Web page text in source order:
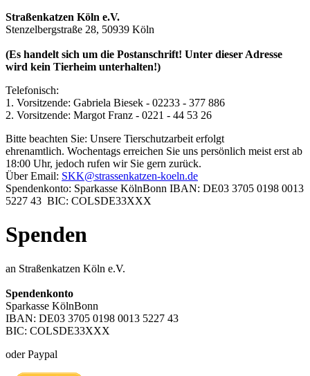
Straßenkatzen Köln e.V.
Stenzelbergstraße 28, 50939 Köln
(Es handelt sich um die Postanschrift! Unter dieser Adresse
wird kein Tierheim unterhalten!)
Telefonisch:
1. Vorsitzende: Gabriela Biesek - 02233 - 377 886
2. Vorsitzende: Margot Franz - 0221 - 44 53 26
Bitte beachten Sie: Unsere Tierschutzarbeit erfolgt
ehrenamtlich. Wochentags erreichen Sie uns persönlich meist erst ab
18:00 Uhr, jedoch rufen wir Sie gern zurück.
Über Email: SKK@strassenkatzen-koeln.de
Spendenkonto: Sparkasse KölnBonn IBAN: DE03 3705 0198 0013
5227 43 BIC: COLSDE33XXX
Spenden
an Straßenkatzen Köln e.V.
Spendenkonto
Sparkasse KölnBonn
IBAN: DE03 3705 0198 0013 5227 43
BIC: COLSDE33XXX
oder Paypal